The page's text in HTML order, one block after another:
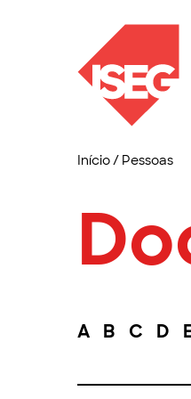
Início/ Pessoas
A B C D